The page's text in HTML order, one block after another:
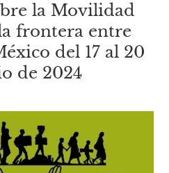
la Movilidad
frontera entre
del 17 al 20
de 2024